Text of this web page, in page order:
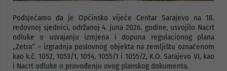
Podsjećamo da je Općinsko vijeće Centar Sarajevo na 18.
redovnoj sjednici, održanoj 4. juna 2026. godine, usvojilo Nacrt
odluke o usvajanju izmjena i dopuna regulacionog plana
„Zetra“ – izgradnja poslovnog objekta na zemljištu označenom
kao k.č. 1052, 1053/1, 1054, 1055/1 i 1055/2, K.O. Sarajevo VI, kao
i Nacrt odluke o provođenju ovog planskog dokumenta.